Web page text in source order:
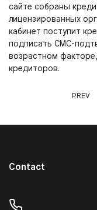
сайте собраны
лицензированных
кабинет поступит
подписать СМС-
возрастном
кредиторов.
PREV
Contact